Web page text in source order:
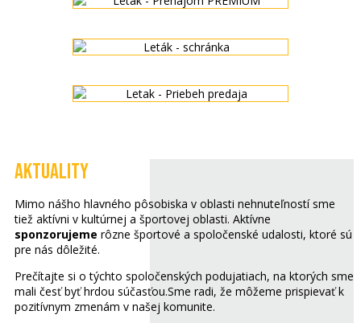
AKTUALITY
Mimo nášho hlavného pôsobiska v oblasti nehnuteľností sme
tiež aktívni v kultúrnej a športovej oblasti. Aktívne
sponzorujeme rôzne športové a spoločenské udalosti, ktoré sú
pre nás dôležité.
Prečítajte si o týchto spoločenských podujatiach, na ktorých sme
mali česť byť hrdou súčasťou.Sme radi, že môžeme prispievať k
pozitívnym zmenám v našej komunite.